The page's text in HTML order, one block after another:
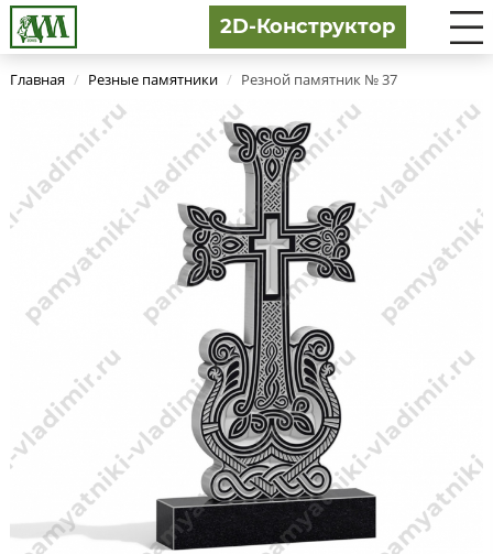
2D-Конструктор
Главная / Резные памятники / Резной памятник № 37